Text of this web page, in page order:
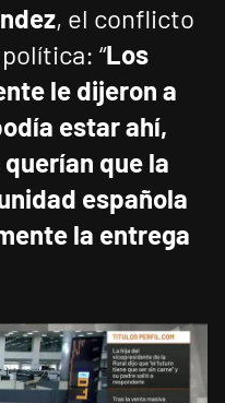
, el conflicto
“Los
le dijeron a
estar ahí,
que la
española
la entrega